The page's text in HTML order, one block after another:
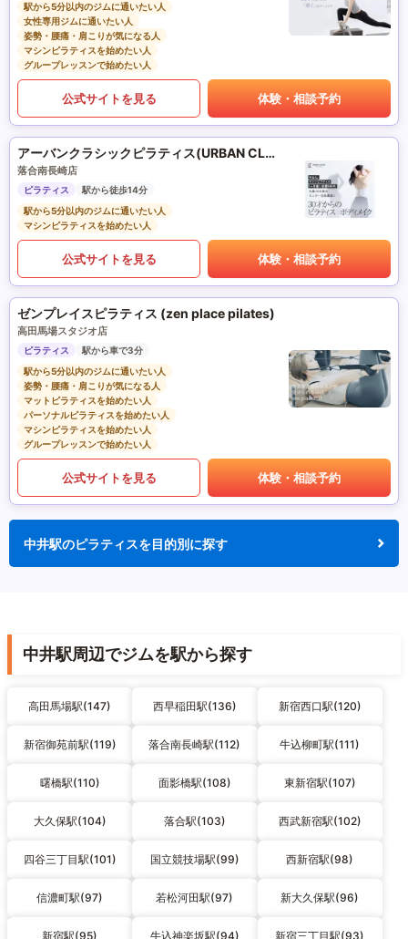
駅から5分以内のジムに通いたい人
女性専用ジムに通いたい人
姿勢・腰痛・肩こりが気になる人
マシンピラティスを始めたい人
グループレッスンで始めたい人
公式サイトを見る 体験・相談予約
アーバンクラシックピラティス(URBAN CLASSIC PILATES)
落合南長崎店
ピラティス
駅から徒歩14分
駅から5分以内のジムに通いたい人
マシンピラティスを始めたい人
公式サイトを見る 体験・相談予約
ゼンプレイスピラティス (zen place pilates)
高田馬場スタジオ店
ピラティス
駅から車で3分
駅から5分以内のジムに通いたい人
姿勢・腰痛・肩こりが気になる人
マットピラティスを始めたい人
パーソナルピラティスを始めたい人
マシンピラティスを始めたい人
グループレッスンで始めたい人
公式サイトを見る 体験・相談予約
中井駅のピラティスを目的別に探す
中井駅周辺でジムを駅から探す
高田馬場駅(147) 西早稲田駅(136) 新宿西口駅(120)
新宿御苑前駅(119) 落合南長崎駅(112) 牛込柳町駅(111)
曙橋駅(110) 面影橋駅(108) 東新宿駅(107)
大久保駅(104) 落合駅(103) 西武新宿駅(102)
四谷三丁目駅(101) 国立競技場駅(99) 西新宿駅(98)
信濃町駅(97) 若松河田駅(97) 新大久保駅(96)
新宿駅(95) 牛込神楽坂駅(94) 新宿三丁目駅(93)